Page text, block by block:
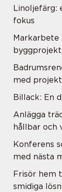
Linoljefärg:
fokus
Markarbete
med
Billack: En
Anlägga
hållbar och
Konferens
med nästa
Frisör hem
smidiga